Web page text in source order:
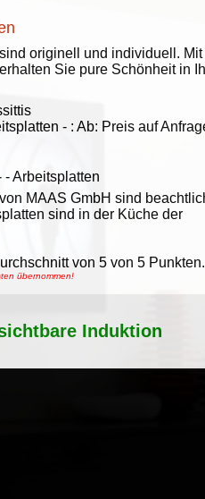
originell und individuell. Mit
Sie pure Schönheit in
- : Ab: Preis auf
- Arbeitsplatten
MAAS GmbH sind
sind in der Küche der
von 5 von 5 Punkten.
übernommen!
Induktion